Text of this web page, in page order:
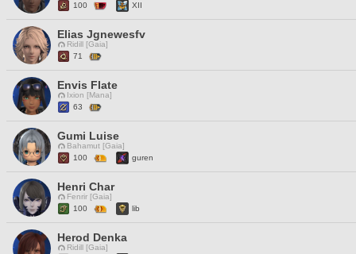
100
XII
Elias Jgnewesfv
Ridill [Gaia]
71
Envis Flate
Ixion [Mana]
63
Gumi Luise
Bahamut [Gaia]
100
guren
Henri Char
Fenrir [Gaia]
100
lib
Herod Denka
Ridill [Gaia]